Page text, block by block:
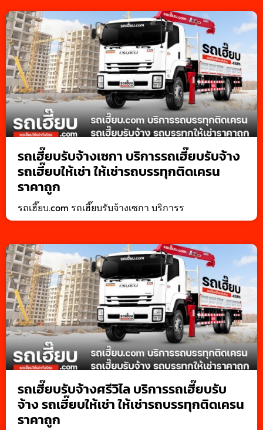
รถเฮี๊ยบรับจ้างเซกา บริการรถเฮี๊ยบรับจ้าง
รถเฮี๊ยบให้เช่า ให้เช่ารถบรรทุกติดเครน
ราคาถูก
รถเฮี๊ยบ.com รถเฮี๊ยบรับจ้างเซกา บริการร
รถเฮี๊ยบรับจ้างศรีวิไล บริการรถเฮี๊ยบรับ
จ้าง รถเฮี๊ยบให้เช่า ให้เช่ารถบรรทุกติดเครน
ราคาถูก